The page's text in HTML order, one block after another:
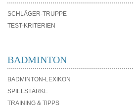
SCHLÄGER-TRUPPE
TEST-KRITERIEN
BADMINTON
BADMINTON-LEXIKON
SPIELSTÄRKE
TRAINING & TIPPS